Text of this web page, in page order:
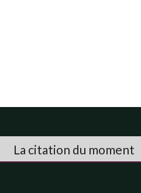
La citation du moment